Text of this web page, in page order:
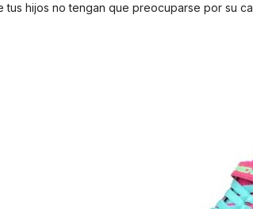
tus hijos no tengan que preocuparse por su